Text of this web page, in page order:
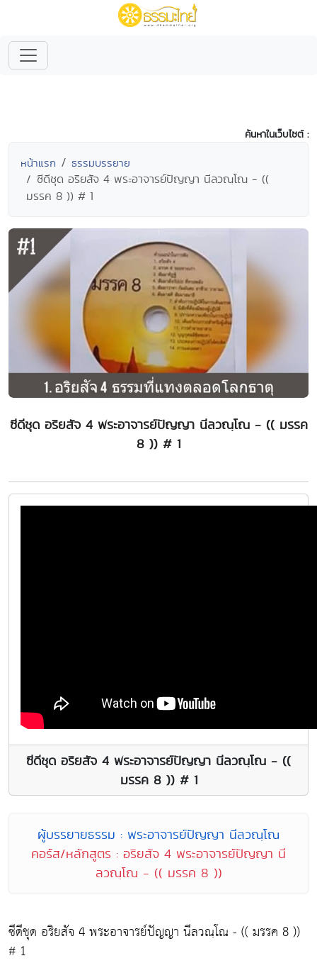
ค้นหาในเว็บไซต์ :
หน้าแรก ธรรมบรรยาย
ซีดีชุด อริยสัจ 4 พระอาจารย์ปัญญา นีลวณฺโณ - ((
มรรค 8 )) # 1
ซีดีชุด อริยสัจ 4 พระอาจารย์ปัญญา นีลวณฺโณ - (( มรรค
8 )) # 1
ซีดีชุด อริยสัจ 4 พระอาจารย์ปัญญา นีลวณฺโณ - ((
มรรค 8 )) # 1
ผู้บรรยายธรรม : พระอาจารย์ปัญญา นีลวณฺโณ
คอร์ส/หลักสูตร : อริยสัจ 4 พระอาจารย์ปัญญา นี
ลวณฺโณ - (( มรรค 8 ))
ซีดีชุด อริยสัจ 4 พระอาจารย์ปัญญา นีลวณฺโณ - (( มรรค 8 ))
# 1